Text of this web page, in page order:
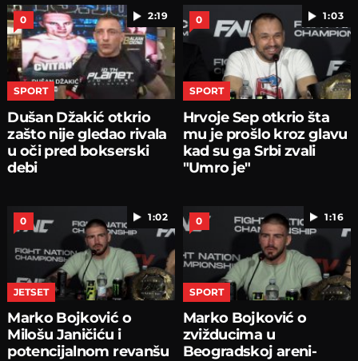
2:19
0
SPORT
Dušan Džakić otkrio
zašto nije gledao rivala
u oči pred bokserski
debi
1:03
0
SPORT
Hrvoje Sep otkrio šta
mu je prošlo kroz glavu
kad su ga Srbi zvali
"Umro je"
1:02
0
JETSET
Marko Bojković o
Milošu Janičiću i
potencijalnom revanšu
1:16
0
SPORT
Marko Bojković o
zvižducima u
Beogradskoj areni-